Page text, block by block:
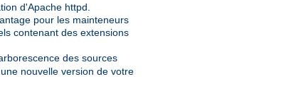
d'Apache httpd.
pour les mainteneurs
contenant des extensions
des sources
nouvelle version de votre